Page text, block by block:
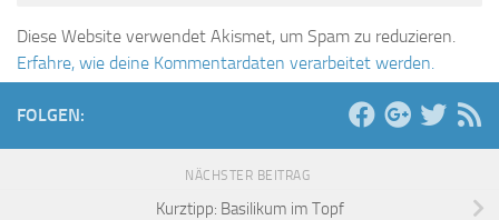
Diese Website verwendet Akismet, um Spam zu reduzieren.
Erfahre, wie deine Kommentardaten verarbeitet werden.
FOLGEN:
NÄCHSTER BEITRAG
Kurztipp: Basilikum im Topf